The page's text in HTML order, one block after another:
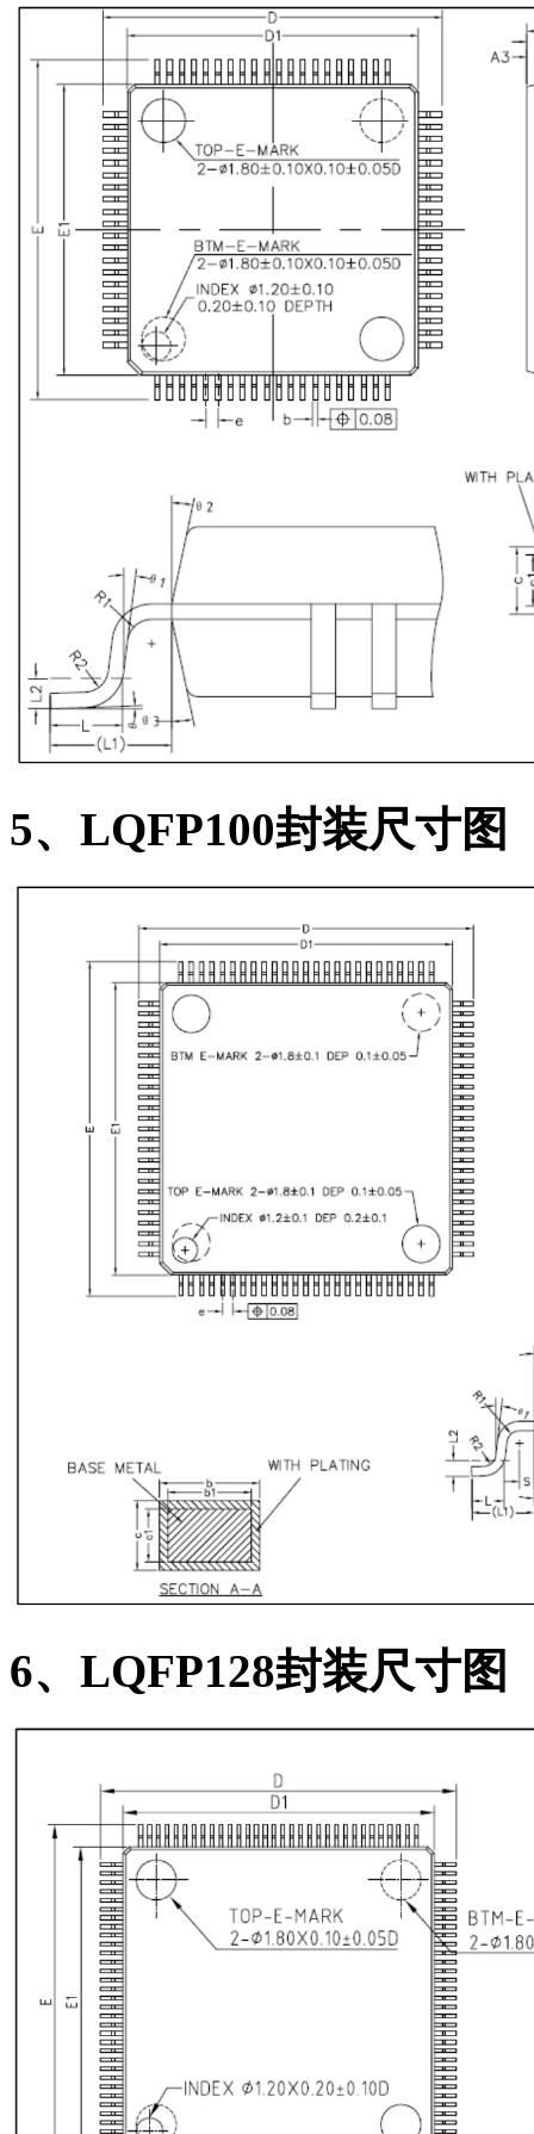
5、LQFP100封装尺寸图
6、LQFP128封装尺寸图